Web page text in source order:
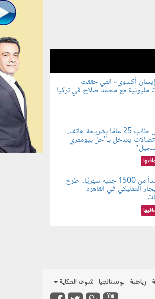
أكسوي» التي حققت
مليونية مع محمد صلاح في تركيا
بعد حبس طالب 25 عامًا بشريحة هاتف..
يتدخل بـ"حل بيومتري
بمقابل يبدأ من 1500 جنيه شهريًا.. طرح
التمليكي في القاهرة
رياضة نوستالجيا شوف الحكاية